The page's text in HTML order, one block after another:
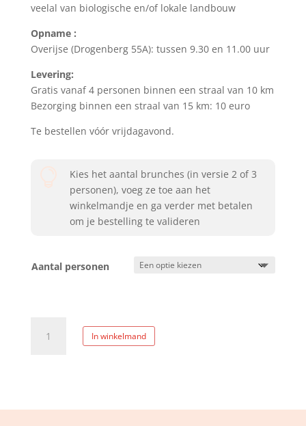
veelal van biologische en/of lokale landbouw
Opname :
Overijse (Drogenberg 55A): tussen 9.30 en 11.00 uur
Levering:
Gratis vanaf 4 personen binnen een straal van 10 km
Bezorging binnen een straal van 15 km: 10 euro
Te bestellen vóór vrijdagavond.
Kies het aantal brunches (in versie 2 of 3
personen), voeg ze toe aan het
winkelmandje en ga verder met betalen
om je bestelling te valideren
Aantal personen
In winkelmand